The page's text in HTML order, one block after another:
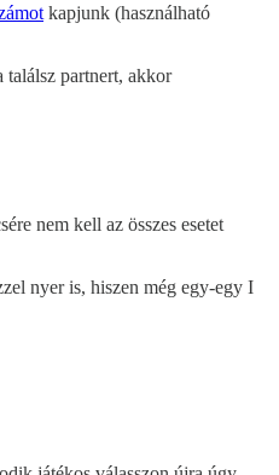
kapjunk (használható
találsz partnert, akkor
nem kell az összes esetet
nyer is, hiszen még egy-egy I